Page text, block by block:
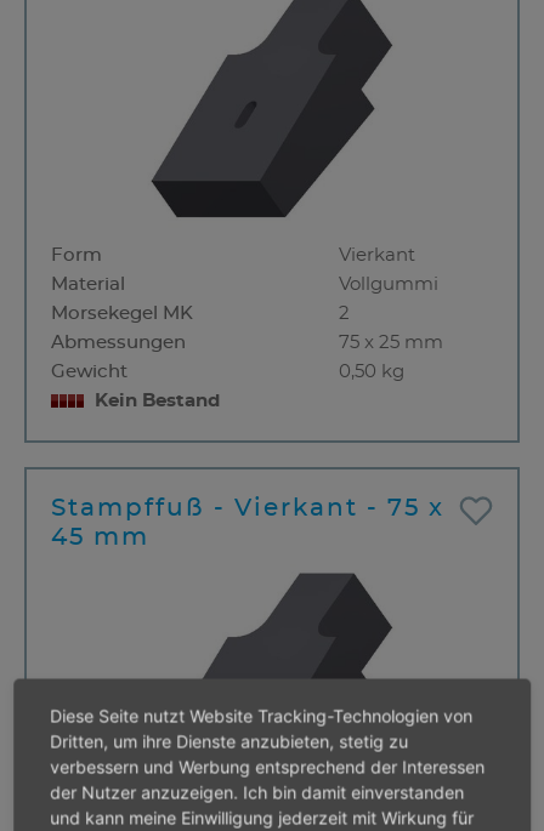
Form
Vierkant
Material
Vollgummi
Morsekegel MK
2
Abmessungen
75 x 25 mm
Gewicht
0,50 kg
Kein Bestand
Stampffuß - Vierkant - 75 x
45 mm
Diese Seite nutzt Website Tracking-Technologien von
Dritten, um ihre Dienste anzubieten, stetig zu
verbessern und Werbung entsprechend der Interessen
der Nutzer anzuzeigen. Ich bin damit einverstanden
und kann meine Einwilligung jederzeit mit Wirkung für